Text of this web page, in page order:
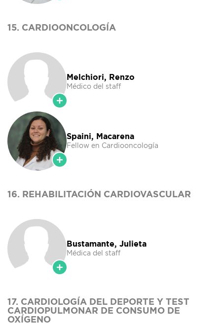
15. CARDIOONCOLOGÍA
Melchiori, Renzo
Médico del staff
Spaini, Macarena
Fellow en Cardiooncología
16. REHABILITACIÓN CARDIOVASCULAR
Bustamante, Julieta
Médica del staff
17. CARDIOLOGÍA DEL DEPORTE Y TEST
CARDIOPULMONAR DE CONSUMO DE
OXÍGENO